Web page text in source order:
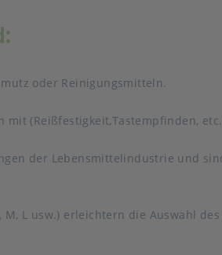
oder Reinigungsmitteln.
mit (Reißfestigkeit,Tastempfinden,
der Lebensmittelindustrie und
L usw.) erleichtern die Auswahl